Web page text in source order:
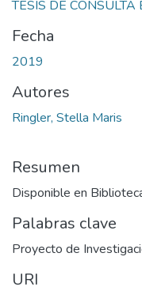
TESIS DE
Fecha
2019
Autores
Ringler, Stella Maris
Resumen
Disponible en
Palabras clave
Proyecto de
URI